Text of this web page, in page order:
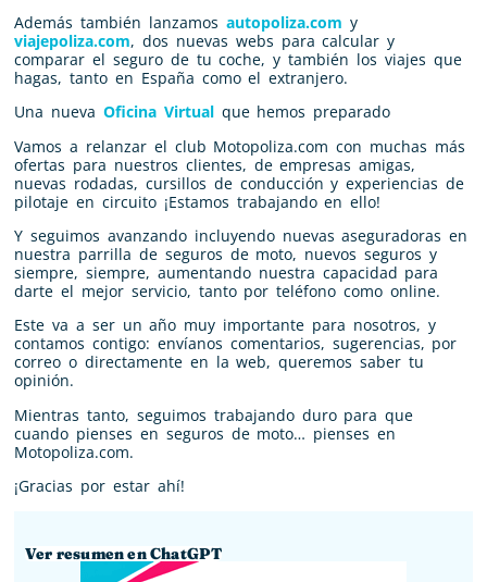
Además también lanzamos autopoliza.com y
viajepoliza.com, dos nuevas webs para calcular y
comparar el seguro de tu coche, y también los viajes que
hagas, tanto en España como el extranjero.
Una nueva Oficina Virtual que hemos preparado
Vamos a relanzar el club Motopoliza.com con muchas más
ofertas para nuestros clientes, de empresas amigas,
nuevas rodadas, cursillos de conducción y experiencias de
pilotaje en circuito ¡Estamos trabajando en ello!
Y seguimos avanzando incluyendo nuevas aseguradoras en
nuestra parrilla de seguros de moto, nuevos seguros y
siempre, siempre, aumentando nuestra capacidad para
darte el mejor servicio, tanto por teléfono como online.
Este va a ser un año muy importante para nosotros, y
contamos contigo: envíanos comentarios, sugerencias, por
correo o directamente en la web, queremos saber tu
opinión.
Mientras tanto, seguimos trabajando duro para que
cuando pienses en seguros de moto… pienses en
Motopoliza.com.
¡Gracias por estar ahí!
Ver resumen en ChatGPT